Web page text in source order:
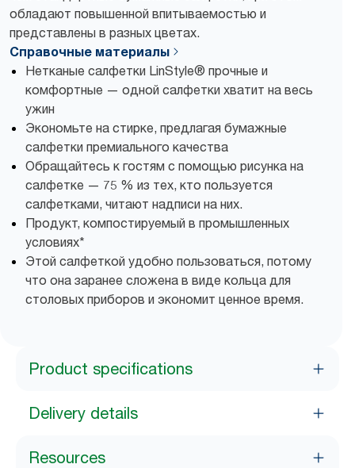
обладают повышенной впитываемостью и
представлены в разных цветах.
Справочные материалы
Нетканые салфетки LinStyle® прочные и
комфортные — одной салфетки хватит на весь
ужин
Экономьте на стирке, предлагая бумажные
салфетки премиального качества
Обращайтесь к гостям с помощью рисунка на
салфетке — 75 % из тех, кто пользуется
салфетками, читают надписи на них.
Продукт, компостируемый в промышленных
условиях*
Этой салфеткой удобно пользоваться, потому
что она заранее сложена в виде кольца для
столовых приборов и экономит ценное время.
Product specifications
Delivery details
Resources